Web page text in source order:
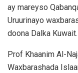
ay mareyso
Uruurinayo
doona Dalka Kuwait.
Prof Khaanim Al-
Waxbarashada